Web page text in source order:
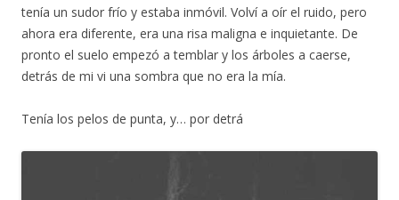
tenía un sudor frío y estaba inmóvil. Volví a oír el ruido, pero
ahora era diferente, era una risa maligna e inquietante. De
pronto el suelo empezó a temblar y los árboles a caerse,
detrás de mi vi una sombra que no era la mía.
Tenía los pelos de punta, y… por detrá